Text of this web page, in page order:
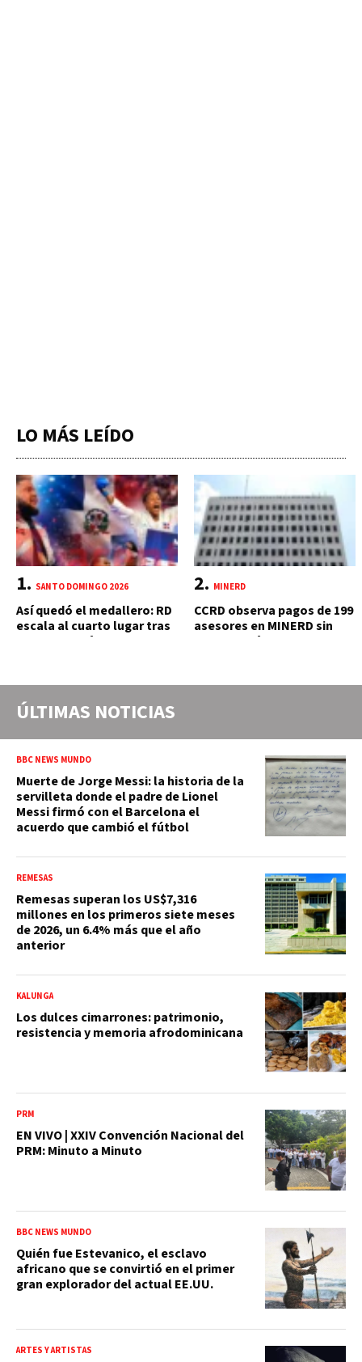
LO MÁS LEÍDO
SANTO DOMINGO 2026
Así quedó el medallero: RD
escala al cuarto lugar tras
jornada histórica de 15
MINERD
CCRD observa pagos de 199
asesores en MINERD sin
autorización del MAP y
y 2020
ÚLTIMAS NOTICIAS
BBC NEWS MUNDO
Muerte de Jorge Messi: la historia de la
servilleta donde el padre de Lionel
Messi firmó con el Barcelona el
acuerdo que cambió el fútbol
REMESAS
Remesas superan los US$7,316
millones en los primeros siete meses
de 2026, un 6.4% más que el año
anterior
KALUNGA
Los dulces cimarrones: patrimonio,
resistencia y memoria afrodominicana
PRM
EN VIVO | XXIV Convención Nacional del
PRM: Minuto a Minuto
BBC NEWS MUNDO
Quién fue Estevanico, el esclavo
africano que se convirtió en el primer
gran explorador del actual EE.UU.
ARTES Y ARTISTAS